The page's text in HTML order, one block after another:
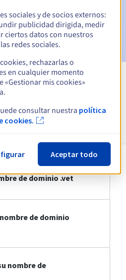
de redenciónpara
nombre de dominio
extensiones
sobre .vet
de dominio .vet
de dominio
nombre de
sociales y de socios externos:
publicidad dirigida, medir
ciertos datos con nuestros
redes sociales.
rechazarlas o
en cualquier momento
«Gestionar mis cookies»
consultar nuestra política
cookies.
Aceptar todo